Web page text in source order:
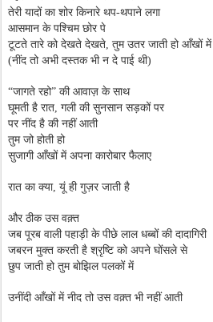
तेरी यादों का शोर किनारे थप-थपाने लगा
आसमान के पश्चिम छोर पे
टूटते तारे को देखते देखते, तुम उतर जाती हो आँखों में
(नींद तो अभी दस्तक भी न दे पाई थी)
“जागते रहो” की आवाज़ के साथ
घूमती है रात, गली की सुनसान सड़कों पर
पर नींद है की नहीं आती
तुम जो होती हो
सुजागी आँखों में अपना कारोबार फैलाए
रात का क्या, यूं ही गुज़र जाती है
और ठीक उस वक़्त
जब पूरब वाली पहाड़ी के पीछे लाल धब्बों की दादागिरी
जबरन मुक्त करती है श्रृष्टि को अपने घोंसले से
छुप जाती हो तुम बोझिल पलकों में
उनींदी आँखों में नीद तो उस वक़्त भी नहीं आती